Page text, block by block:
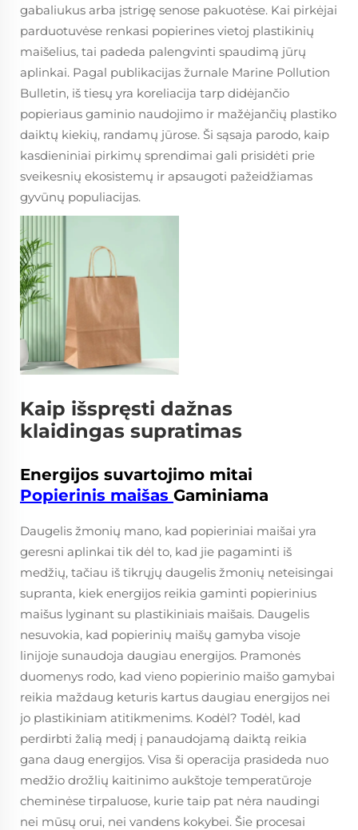
gabaliukus arba įstrigę senose pakuotėse. Kai pirkėjai
parduotuvėse renkasi popierines vietoj plastikinių
maišelius, tai padeda palengvinti spaudimą jūrų
aplinkai. Pagal publikacijas žurnale Marine Pollution
Bulletin, iš tiesų yra koreliacija tarp didėjančio
popieriaus gaminio naudojimo ir mažėjančių plastiko
daiktų kiekių, randamų jūrose. Ši sąsaja parodo, kaip
kasdieniniai pirkimų sprendimai gali prisidėti prie
sveikesnių ekosistemų ir apsaugoti pažeidžiamas
gyvūnų populiacijas.
Kaip išspręsti dažnas
klaidingas supratimas
Energijos suvartojimo mitai
Popierinis maišas Gaminiama
Daugelis žmonių mano, kad popieriniai maišai yra
geresni aplinkai tik dėl to, kad jie pagaminti iš
medžių, tačiau iš tikrųjų daugelis žmonių neteisingai
supranta, kiek energijos reikia gaminti popierinius
maišus lyginant su plastikiniais maišais. Daugelis
nesuvokia, kad popierinių maišų gamyba visoje
linijoje sunaudoja daugiau energijos. Pramonės
duomenys rodo, kad vieno popierinio maišo gamybai
reikia maždaug keturis kartus daugiau energijos nei
jo plastikiniam atitikmenims. Kodėl? Todėl, kad
perdirbti žalią medį į panaudojamą daiktą reikia
gana daug energijos. Visa ši operacija prasideda nuo
medžio drožlių kaitinimo aukštoje temperatūroje
cheminėse tirpaluose, kurie taip pat nėra naudingi
nei mūsų orui, nei vandens kokybei. Šie procesai